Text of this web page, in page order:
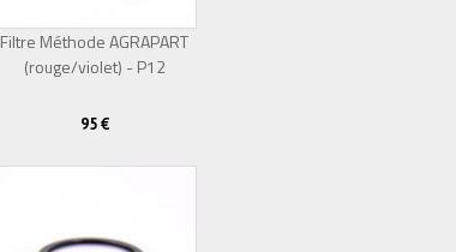
Filtre Méthode AGRAPART
(rouge/violet) - P12
95 €